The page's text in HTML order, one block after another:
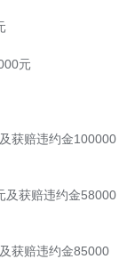
元
获赔违约金100000
及获赔违约金58000
获赔违约金85000